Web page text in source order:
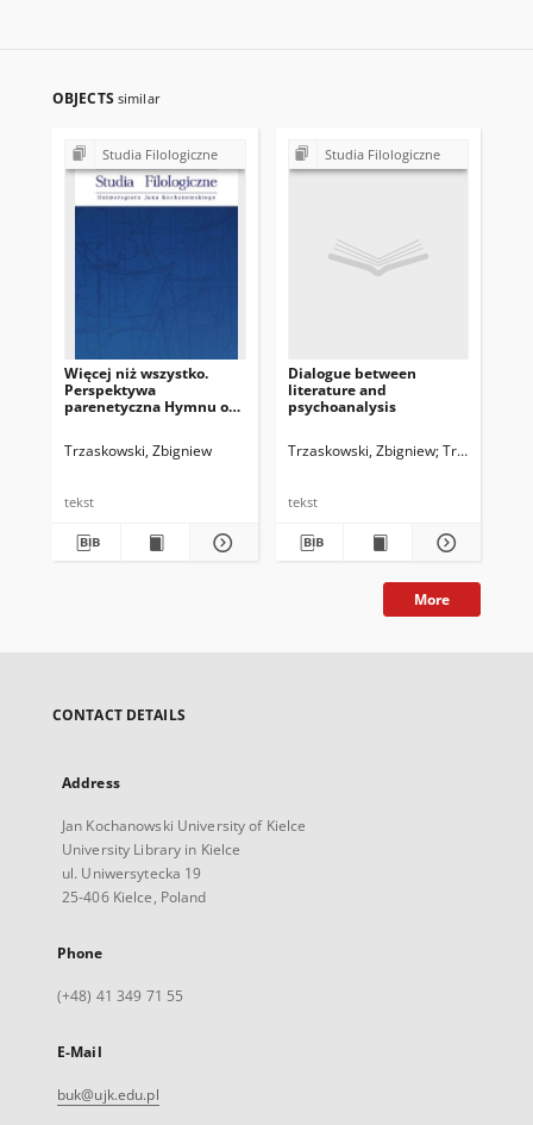
OBJECTS similar
Studia Filologiczne
Więcej niż wszystko.
Perspektywa
parenetyczna Hymnu o
Trzaskowski, Zbigniew
tekst
Studia Filologiczne
Dialogue between
literature and
psychoanalysis
Trzaskowski, Zbigniew Trzaskowski,
tekst
More
CONTACT DETAILS
Address
Jan Kochanowski University of Kielce
University Library in Kielce
ul. Uniwersytecka 19
25-406 Kielce, Poland
Phone
(+48) 41 349 71 55
E-Mail
buk@ujk.edu.pl